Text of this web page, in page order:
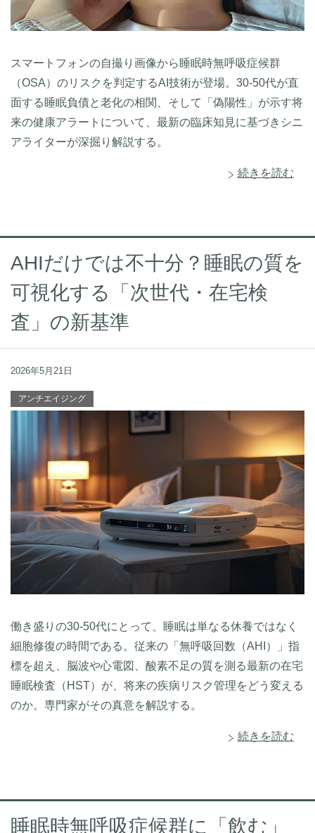
スマートフォンの自撮り画像から睡眠時無呼吸症候群
（OSA）のリスクを判定するAI技術が登場。30-50代が直
面する睡眠負債と老化の相関、そして「偽陽性」が示す将
来の健康アラートについて、最新の臨床知見に基づきシニ
アライターが深掘り解説する。
続きを読む
AHIだけでは不十分？睡眠の質を
可視化する「次世代・在宅検
査」の新基準
2026年5月21日
アンチエイジング
働き盛りの30-50代にとって、睡眠は単なる休養ではなく
細胞修復の時間である。従来の「無呼吸回数（AHI）」指
標を超え、脳波や心電図、酸素不足の質を測る最新の在宅
睡眠検査（HST）が、将来の疾病リスク管理をどう変える
のか。専門家がその真意を解説する。
続きを読む
睡眠時無呼吸症候群に「飲む」